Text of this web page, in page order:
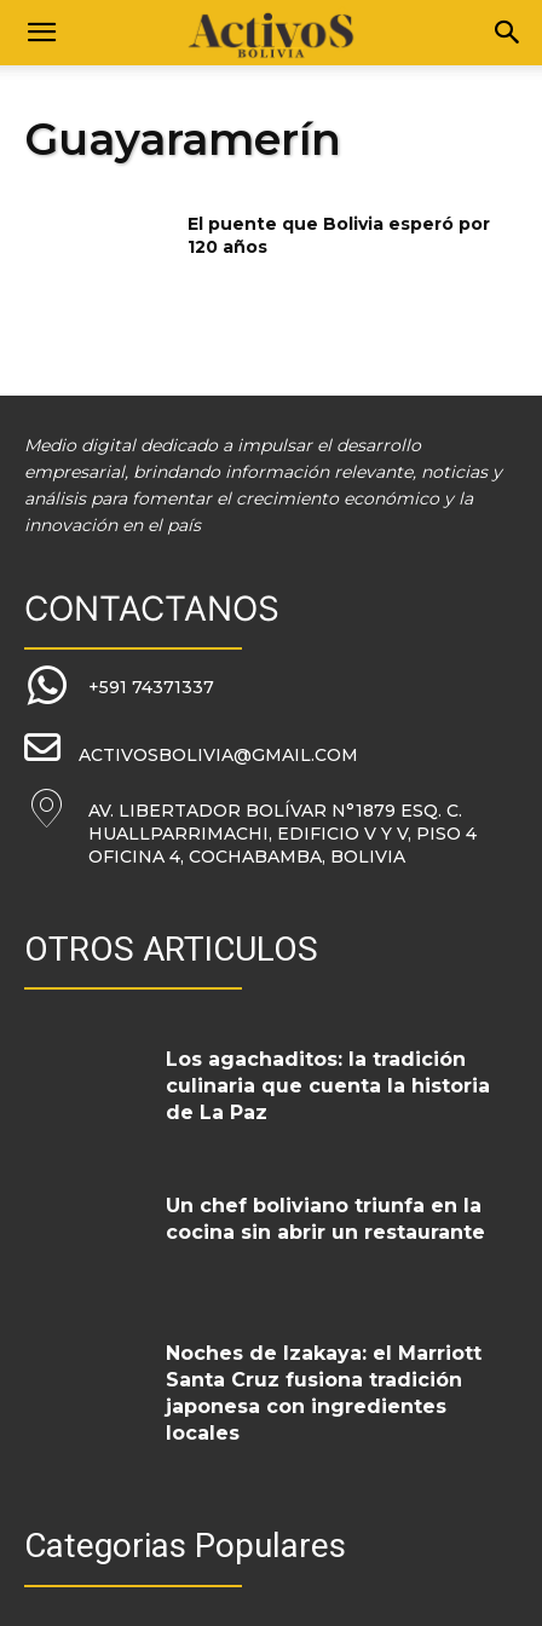
Guayaramerín
El puente que Bolivia esperó por
120 años
Medio digital dedicado a impulsar el desarrollo
empresarial, brindando información relevante, noticias y
análisis para fomentar el crecimiento económico y la
innovación en el país
CONTACTANOS
+591 74371337
ACTIVOSBOLIVIA@GMAIL.COM
AV. LIBERTADOR BOLÍVAR N°1879 ESQ. C.
HUALLPARRIMACHI, EDIFICIO V Y V, PISO 4
OFICINA 4, COCHABAMBA, BOLIVIA
OTROS ARTICULOS
Los agachaditos: la tradición
culinaria que cuenta la historia
de La Paz
Un chef boliviano triunfa en la
cocina sin abrir un restaurante
Noches de Izakaya: el Marriott
Santa Cruz fusiona tradición
japonesa con ingredientes
locales
Categorias Populares